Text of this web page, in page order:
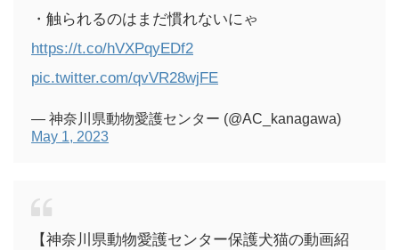
・触られるのはまだ慣れないにゃ
https://t.co/hVXPqyEDf2
pic.twitter.com/qvVR28wjFE
— 神奈川県動物愛護センター (@AC_kanagawa)
May 1, 2023
【神奈川県動物愛護センター保護犬猫の動画紹